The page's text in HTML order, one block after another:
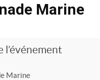
Marine
l’événement
Marine